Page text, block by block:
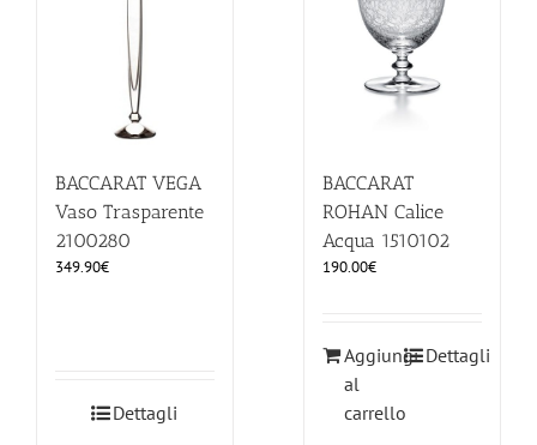
BACCARAT VEGA
Vaso Trasparente
2100280
349.90€
Dettagli
BACCARAT
ROHAN Calice
Acqua 1510102
190.00€
Aggiungi
al
carrello
Dettagli